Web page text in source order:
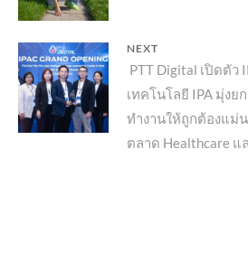
NEXT
Next
post:
PTT Digital เปิดตัว
เทคโนโลยี IPA มุ่งย
ทำงานให้ถูกต้องแม่
ตลาด Healthcare แ